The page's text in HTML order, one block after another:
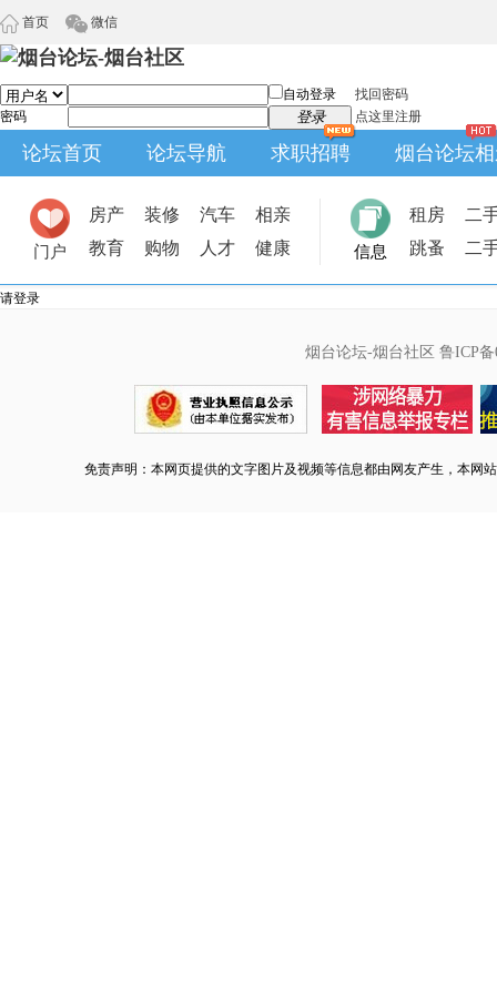
首页 微信
自动登录
找回密码
密码
登录 点这里注册
论坛首页 论坛导航 求职招聘 烟台论坛
门户
房产 装修 汽车
相亲
教育
购物 人才 健康 信息
租房
二
跳蚤
二
请登录
烟台论坛-烟台社区 鲁ICP备
免责声明：本网页提供的文字图片及视频等信息都由网友产生，本网